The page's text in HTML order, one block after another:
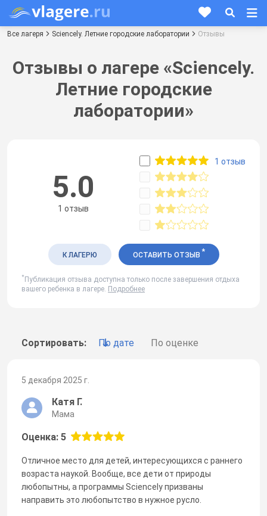
Все лагеря Sciencely. Летние городские лаборатории Отзывы
Отзывы о лагере «Sciencely.
Летние городские
лаборатории»
Сортировать: По дате По оценке
5 декабря 2025 г.
Катя Г.
Мама
Оценка: 5
Отличное место для детей, интересующихся с раннего
возраста наукой. Вообще, все дети от природы
любопытны, а программы Sciencely призваны
направить это любопытство в нужное русло.
5.0
1 отзыв
1 отзыв
К ЛАГЕРЮ ОСТАВИТЬ ОТЗЫВ *
* Публикация отзыва доступна только после завершения отдыха
вашего ребенка в лагере. Подробнее